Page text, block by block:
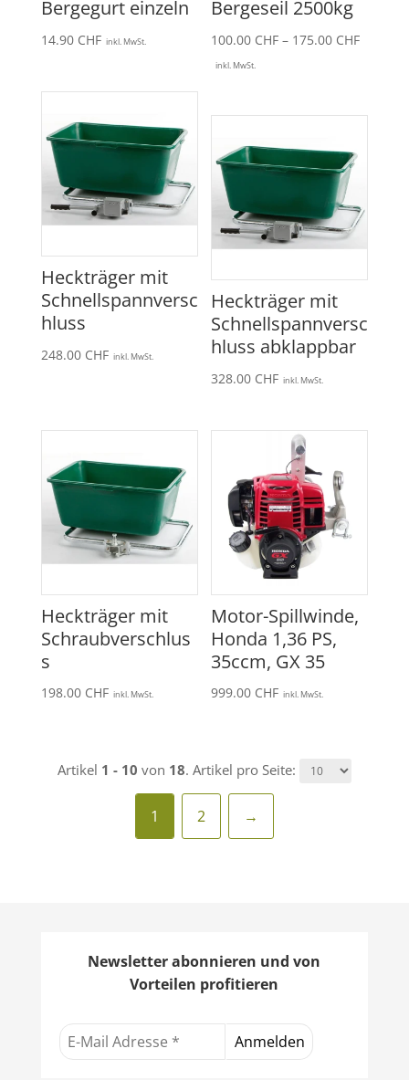
Bergegurt einzeln
14.90 CHF inkl. MwSt.
Bergeseil 2500kg
100.00 CHF – 175.00 CHF
inkl. MwSt.
Heckträger mit
Schnellspannversc
hluss
248.00 CHF inkl. MwSt.
Heckträger mit
Schnellspannversc
hluss abklappbar
328.00 CHF inkl. MwSt.
Heckträger mit
Schraubverschlus
s
198.00 CHF inkl. MwSt.
Motor-Spillwinde,
Honda 1,36 PS,
35ccm, GX 35
999.00 CHF inkl. MwSt.
Artikel 1 - 10 von 18. Artikel pro Seite:
1 2 →
Newsletter abonnieren und von
Vorteilen profitieren